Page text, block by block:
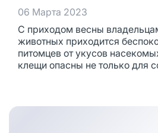
06 Марта 2023
С приходом весны
животных приходится
питомцев от укусов
клещи опасны не только для